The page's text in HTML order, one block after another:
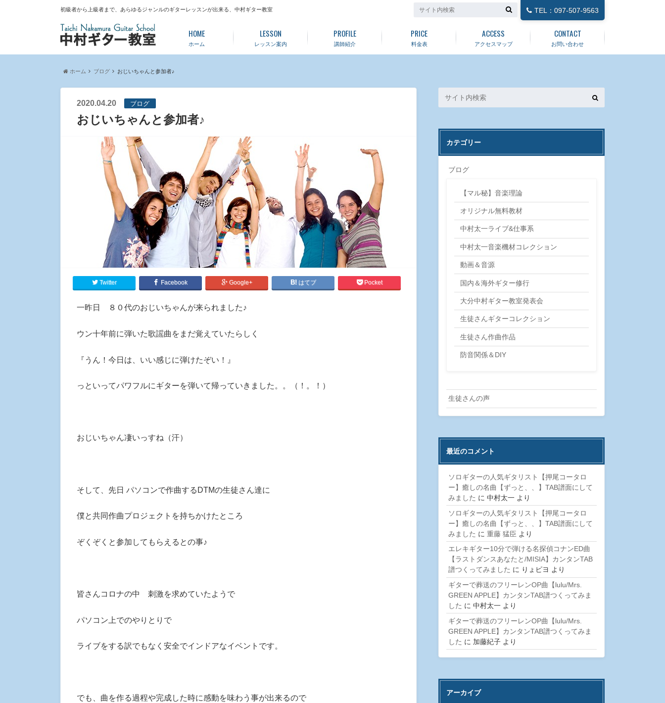
初級者から上級者まで、あらゆるジャンルのギターレッスンが出来る、中村ギター教室 TEL：097-507-9563
ホーム
HOME
レッスン案内
LESSON
講師紹介
PROFILE
料金表
PRICE
アクセスマップ
ACCESS
お問い合わせ
CONTACT
ホーム ブログ おじいちゃんと参加者♪
2020.04.20 ブログ
おじいちゃんと参加者♪
Twitter Facebook Google+ はてブ Pocket
一昨日 ８０代のおじいちゃんが来られました♪
ウン十年前に弾いた歌謡曲をまだ覚えていたらしく
『うん！今日は、いい感じに弾けたぞい！』
っといってパワフルにギターを弾いて帰っていきました。。（！。！）
おじいちゃん凄いっすね（汗）
そして、先日 パソコンで作曲するDTMの生徒さん達に
僕と共同作曲プロジェクトを持ちかけたところ
ぞくぞくと参加してもらえるとの事♪
皆さんコロナの中 刺激を求めていたようで
パソコン上でのやりとりで
ライブをする訳でもなく安全でインドアなイベントです。
でも、曲を作る過程や完成した時に感動を味わう事が出来るので
カテゴリー
ブログ
【マル秘】音楽理論
オリジナル無料教材
中村太一ライブ&仕事系
中村太一音楽機材コレクション
動画＆音源
国内＆海外ギター修行
大分中村ギター教室発表会
生徒さんギターコレクション
生徒さん作曲作品
防音関係＆DIY
生徒さんの声
最近のコメント
ソロギターの人気ギタリスト【押尾コータロ
ー】癒しの名曲【ずっと、、】TAB譜面にして
みました に中村太一 より
ソロギターの人気ギタリスト【押尾コータロ
ー】癒しの名曲【ずっと、、】TAB譜面にして
みました に重藤 猛臣 より
エレキギター10分で弾ける名探偵コナンED曲
【ラストダンスあなたと/MISIA】カンタンTAB
譜つくってみました に りょピヨ より
ギターで葬送のフリーレンOP曲【lulu/Mrs.
GREEN APPLE】カンタンTAB譜つくってみま
した に中村太一 より
ギターで葬送のフリーレンOP曲【lulu/Mrs.
GREEN APPLE】カンタンTAB譜つくってみま
した に 加藤紀子 より
アーカイブ